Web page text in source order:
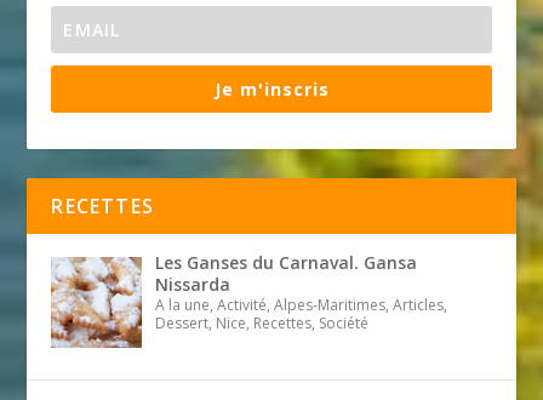
Je m'inscris
RECETTES
Les Ganses du Carnaval. Gansa
Nissarda
A la une, Activité, Alpes-Maritimes, Articles,
Dessert, Nice, Recettes, Société